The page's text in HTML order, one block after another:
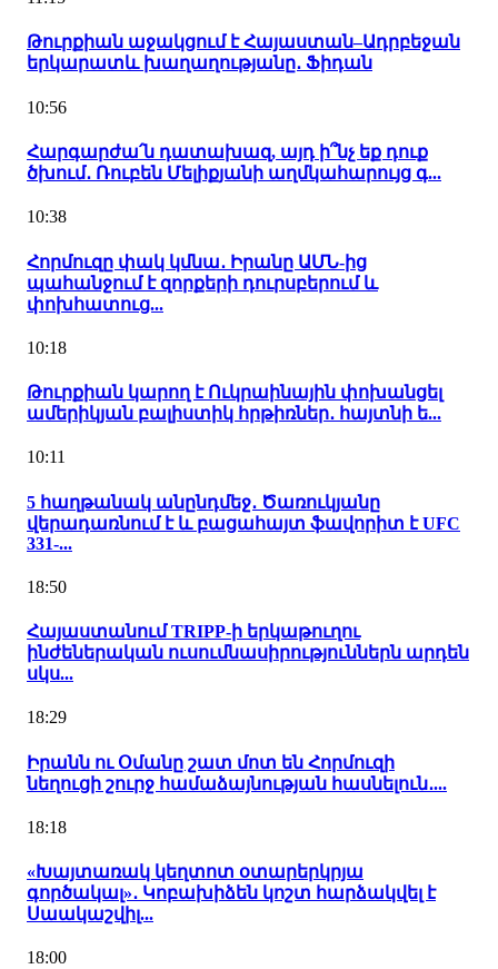
Թուրքիան աջակցում է Հայաստան–Ադրբեջան
երկարատև խաղաղությանը․ Ֆիդան
10:56
Հարգարժա՛ն դատախազ, այդ ի՞նչ եք դուք
ծխում․ Ռուբեն Մելիքյանի աղմկահարույց գ...
10:38
Հորմուզը փակ կմնա․ Իրանը ԱՄՆ-ից
պահանջում է զորքերի դուրսբերում և
փոխհատուց...
10:18
Թուրքիան կարող է Ուկրաինային փոխանցել
ամերիկյան բալիստիկ հրթիռներ․ հայտնի ե...
10:11
5 հաղթանակ անընդմեջ․ Ծառուկյանը
վերադառնում է և բացահայտ ֆավորիտ է UFC
331-...
18:50
Հայաստանում TRIPP-ի երկաթուղու
ինժեներական ուսումնասիրություններն արդեն
սկս...
18:29
Իրանն ու Օմանը շատ մոտ են Հորմուզի
նեղուցի շուրջ համաձայնության հասնելուն․...
18:18
«Խայտառակ կեղտոտ օտարերկրյա
գործակալ»․ Կոբախիձեն կոշտ հարձակվել է
Սաակաշվիլ...
18:00